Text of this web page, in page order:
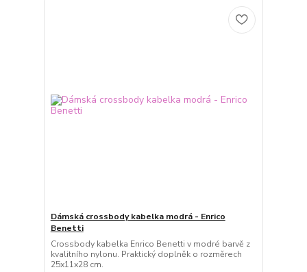
Dámská crossbody kabelka modrá - Enrico
Benetti
Crossbody kabelka Enrico Benetti v modré barvě z
kvalitního nylonu. Praktický doplněk o rozměrech
25x11x28 cm.